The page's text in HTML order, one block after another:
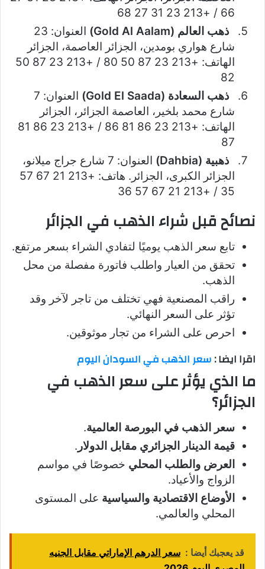
66 / +213 23 31 27 68
ذهب العالم (Gold Al Aalam)
العنوان: 23
شارع هواري بومدين، الجزائر العاصمة، الجزائر
الهاتف: +213 23 87 50 80 / +213 23 87 50
82
ذهب السعادة (Gold El Saada)
العنوان: 7
شارع محمد بلخير، العاصمة الجزائر، الجزائر
الهاتف: +213 23 86 81 86 / +213 23 86 81
87
ذهبية (Dahbia)
العنوان: 7 شارع جراج ميلانو،
الجزائر الكبرى، الجزائر. هاتف: +213 21 67 57
35 / +213 21 67 57 36
نصائح قبل شراء الذهب في الجزائر
تابع سعر الذهب يوميًا لتفادي الشراء بسعر مرتفع.
تحقق من العيار واطلب فاتورة مفصلة من محل
الذهب.
راقب المصنعية فهي تختلف من تاجر لآخر وقد
تؤثر على السعر النهائي.
احرص على الشراء من تجار موثوقين.
اقرا ايضا :سعر الذهب في السودان اليوم
ما الذي يؤثر على سعر الذهب في
الجزائر؟
سعر الذهب في البورصة العالمية.
قيمة الدينار الجزائري مقابل الدولار .
العرض والطلب المحلي خصوصًا في مواسم
الزواج والأعياد.
الأوضاع الاقتصادية والسياسية على المستوى
المحلي والعالمي.
قد يعجبك أيضا : سعر الدرهم الإماراتي مقابل الجنيه